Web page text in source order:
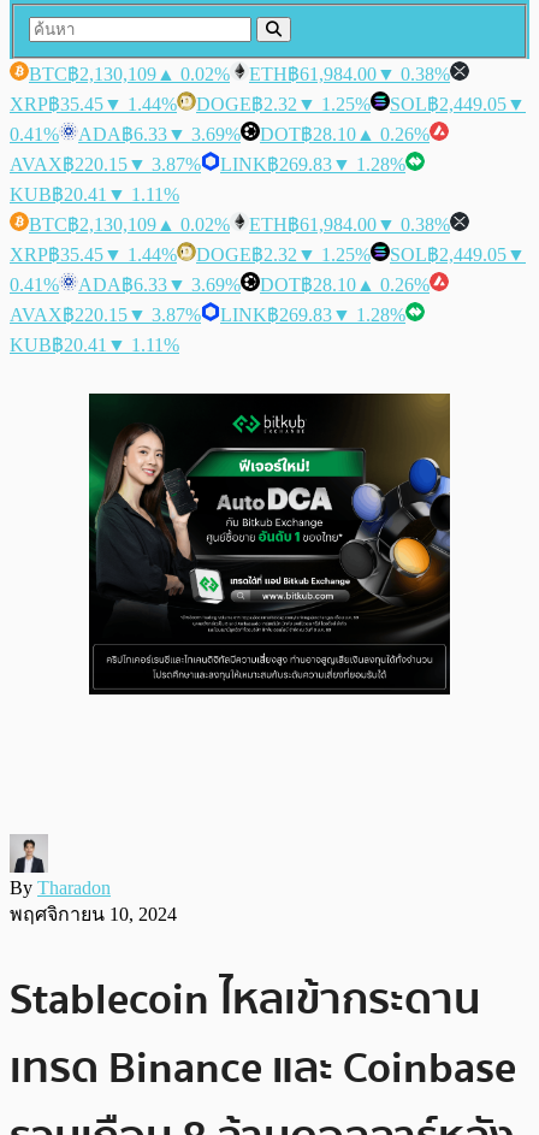
BTC฿2,130,109 ▲ 0.02% ETH฿61,984.00▼ 0.38%
XRP฿35.45▼ 1.44% DOGE฿2.32 ▼ 1.25% SOL฿2,449.05▼
0.41%
ADA฿6.33▼ 3.69% DOT฿28.10 ▲ 0.26%
AVAX฿220.15▼ 3.87% LINK฿269.83▼ 1.28%
KUB฿20.41 ▼ 1.11%
BTC฿2,130,109 ▲ 0.02% ETH฿61,984.00▼ 0.38%
XRP฿35.45▼ 1.44% DOGE฿2.32 ▼ 1.25% SOL฿2,449.05▼
0.41%
ADA฿6.33▼ 3.69% DOT฿28.10 ▲ 0.26%
AVAX฿220.15▼ 3.87% LINK฿269.83▼ 1.28%
KUB฿20.41 ▼ 1.11%
By Tharadon
พฤศจิกายน 10, 2024
Stablecoin ไหลเข้ากระดาน
เทรด Binance และ Coinbase